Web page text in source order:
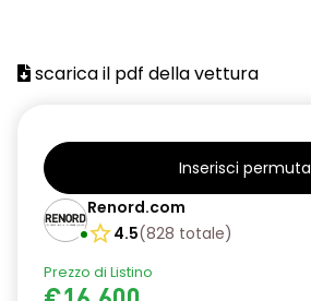
scarica il pdf della vettura
Inserisci permuta
Renord.com
4.5(828 totale)
Prezzo di Listino